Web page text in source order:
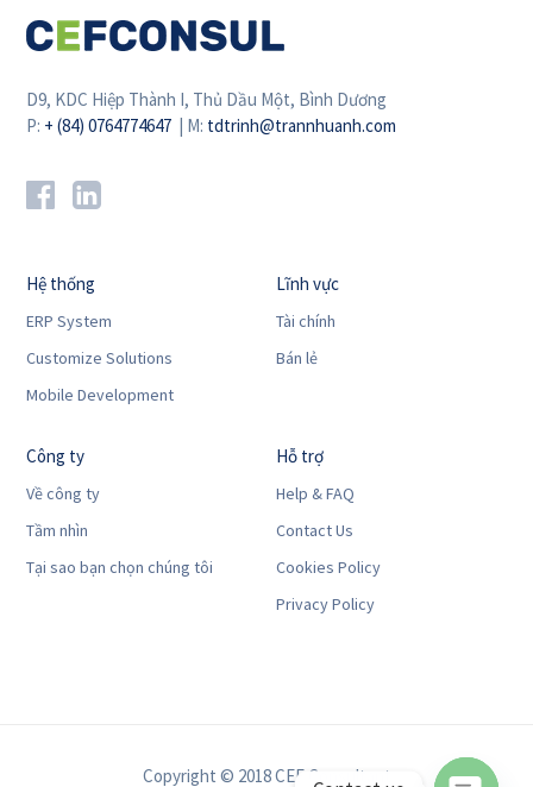
D9, KDC Hiệp Thành I, Thủ Dầu Một, Bình Dương
P: + (84) 0764774647 | M: tdtrinh@trannhuanh.com
Hệ thống
ERP System
Customize Solutions
Mobile Development
Lĩnh vực
Tài chính
Bán lẻ
Công ty
Về công ty
Tầm nhìn
Tại sao bạn chọn chúng tôi
Hỗ trợ
Help & FAQ
Contact Us
Cookies Policy
Privacy Policy
Copyright © 2018 CEF Consultant